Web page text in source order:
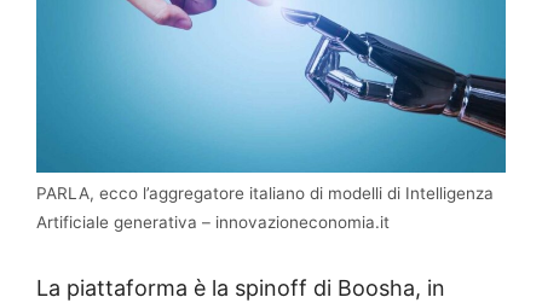
PARLA, ecco l’aggregatore italiano di modelli di Intelligenza
Artificiale generativa – innovazioneconomia.it
La piattaforma è la spinoff di Boosha, in